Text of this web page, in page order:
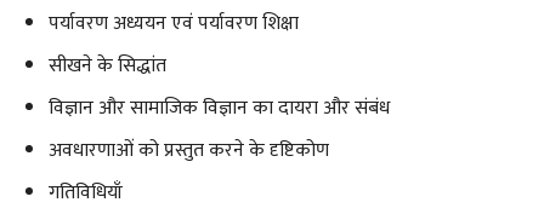
पर्यावरण अध्ययन एवं पर्यावरण शिक्षा
सीखने के सिद्धांत
विज्ञान और सामाजिक विज्ञान का दायरा और संबंध
अवधारणाओं को प्रस्तुत करने के दृष्टिकोण
गतिविधियाँ